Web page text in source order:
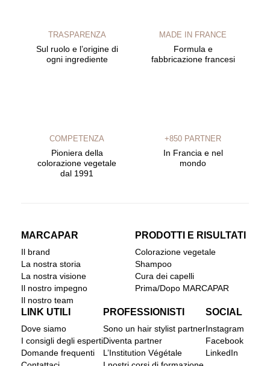
TRASPARENZA
Sul ruolo e l’origine di
ogni ingrediente
MADE IN FRANCE
Formula e
fabbricazione francesi
COMPETENZA
Pioniera della
colorazione vegetale
dal 1991
+850 PARTNER
In Francia e nel
mondo
MARCAPAR
Il brand
La nostra storia
La nostra visione
Il nostro impegno
Il nostro team
PRODOTTI E RISULTATI
Colorazione vegetale
Shampoo
Cura dei capelli
Prima/Dopo MARCAPAR
LINK UTILI
Dove siamo
I consigli degli esperti
Domande frequenti
PROFESSIONISTI
Sono un hair stylist partner
Diventa partner
L’Institution Végétale
SOCIAL
Instagram
Facebook
LinkedIn